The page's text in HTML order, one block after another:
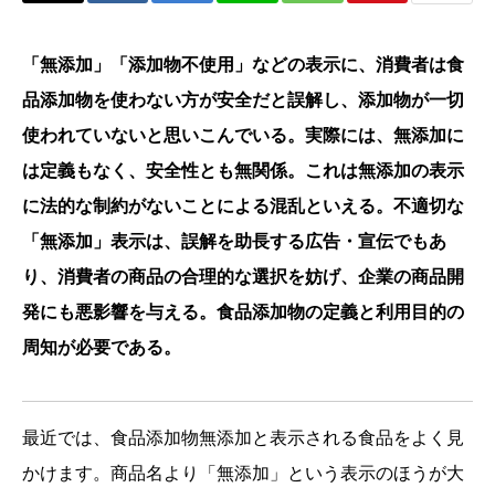
「無添加」「添加物不使用」などの表示に、消費者は食
品添加物を使わない方が安全だと誤解し、添加物が一切
使われていないと思いこんでいる。実際には、無添加に
は定義もなく、安全性とも無関係。これは無添加の表示
に法的な制約がないことによる混乱といえる。不適切な
「無添加」表示は、誤解を助長する広告・宣伝でもあ
り、消費者の商品の合理的な選択を妨げ、企業の商品開
発にも悪影響を与える。食品添加物の定義と利用目的の
周知が必要である。
最近では、食品添加物無添加と表示される食品をよく見
かけます。商品名より「無添加」という表示のほうが大